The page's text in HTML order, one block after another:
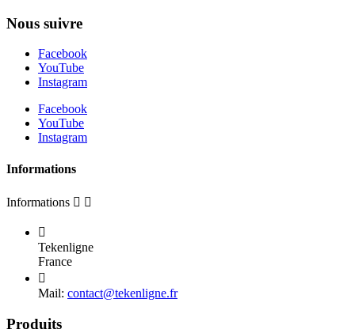
Nous suivre
Facebook
YouTube
Instagram
Facebook
YouTube
Instagram
Informations
Informations  

Tekenligne
France

Mail: contact@tekenligne.fr
Produits